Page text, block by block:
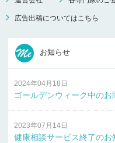
広告出稿についてはこちら
お知らせ
2024年04月18日
ゴールデンウィーク中の
2023年07月14日
健康相談サービス終了のお